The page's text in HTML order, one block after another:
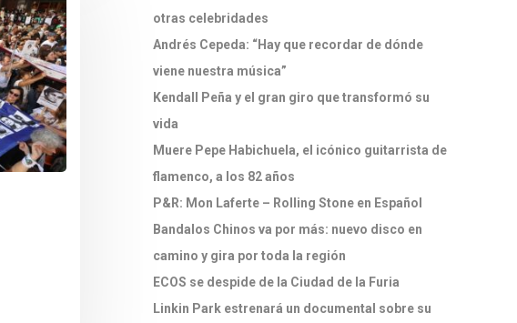
otras celebridades
Andrés Cepeda: “Hay que recordar de dónde
viene nuestra música”
Kendall Peña y el gran giro que transformó su
vida
Muere Pepe Habichuela, el icónico guitarrista de
flamenco, a los 82 años
P&R: Mon Laferte – Rolling Stone en Español
Bandalos Chinos va por más: nuevo disco en
camino y gira por toda la región
ECOS se despide de la Ciudad de la Furia
Linkin Park estrenará un documental sobre su